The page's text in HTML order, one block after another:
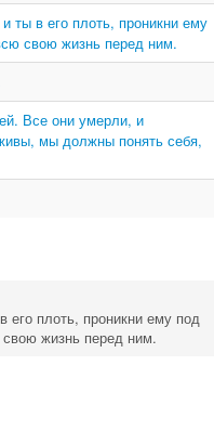
ты в его плоть, проникни ему
свою жизнь перед ним.
Все они умерли, и
мы должны понять себя,
его плоть, проникни ему под
жизнь перед ним.